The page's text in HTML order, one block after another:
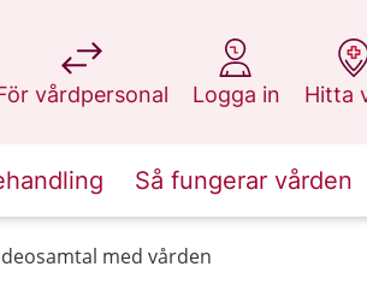
vårdpersonal
på 1177.se
Logga in
på 1177.se
Hitta
på
Så fungerar vården
med vården